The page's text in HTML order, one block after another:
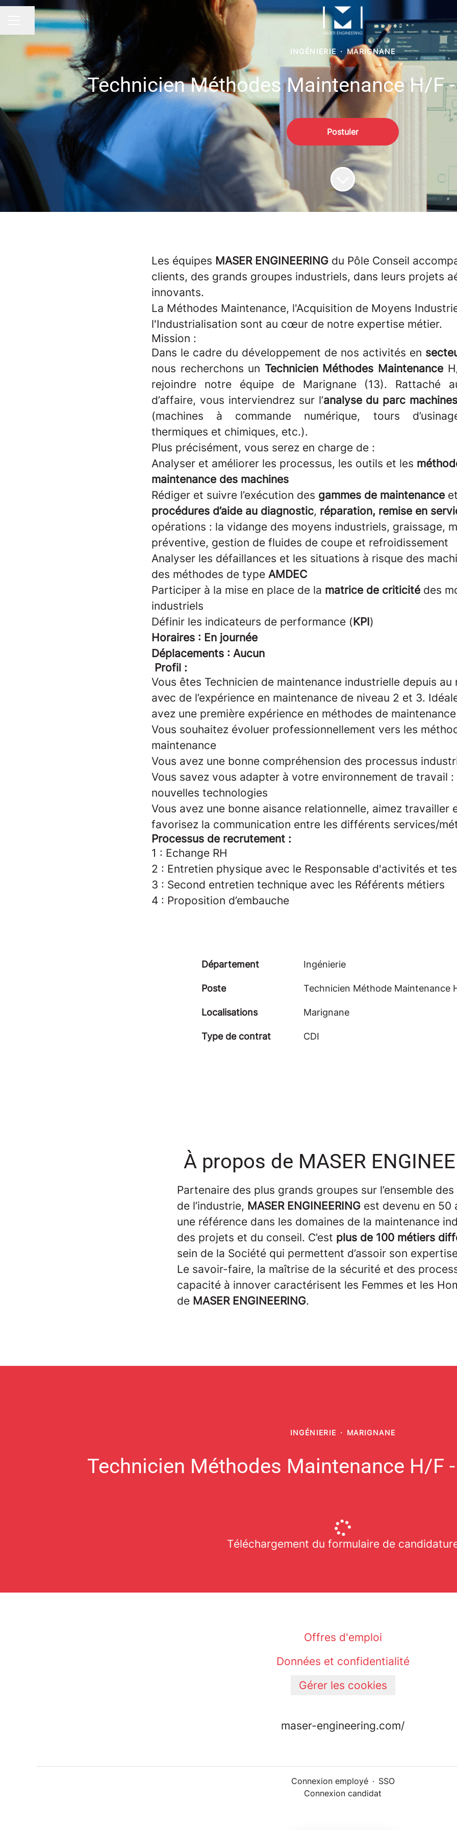
Menu carrière
Partager la page
INGÉNIERIE · MARIGNANE
Technicien Méthodes Maintenance H/F
Postuler
Les équipes MASER ENGINEERING du Pôle Conseil
clients, des grands groupes industriels, dans leurs projets
innovants.
La Méthodes Maintenance, l'Acquisition de Moyens
l'Industrialisation sont au cœur de notre expertise métier.
Mission :
Dans le cadre du développement de nos activités en
nous recherchons un Technicien Méthodes Maintenance
rejoindre notre équipe de Marignane (13). Rattaché
d’affaire, vous interviendrez sur l’analyse du parc
(machines à commande numérique, tours
thermiques et chimiques, etc.).
Plus précisément, vous serez en charge de :
Analyser et améliorer les processus, les outils et les
maintenance des machines
Rédiger et suivre l’exécution des gammes de maintenance
procédures d’aide au diagnostic, réparation, remise en
opérations : la vidange des moyens industriels, graissage,
préventive, gestion de fluides de coupe et refroidissement
Analyser les défaillances et les situations à risque des
des méthodes de type AMDEC
Participer à la mise en place de la matrice de criticité des
industriels
Définir les indicateurs de performance (KPI)
Horaires : En journée
Déplacements : Aucun
Profil :
Vous êtes Technicien de maintenance industrielle depuis au
avec de l’expérience en maintenance de niveau 2 et 3.
avez une première expérience en méthodes de maintenance
Vous souhaitez évoluer professionnellement vers les
maintenance
Vous avez une bonne compréhension des processus
Vous savez vous adapter à votre environnement de travail
nouvelles technologies
Vous avez une bonne aisance relationnelle, aimez travailler
favorisez la communication entre les différents services/
Processus de recrutement :
1 : Echange RH
2 : Entretien physique avec le Responsable d'activités et
3 : Second entretien technique avec les Référents métiers
4 : Proposition d’embauche
Département Ingénierie
Poste Technicien Méthode Maintenance
Localisations Marignane
Type de contrat CDI
À propos de MASER
Partenaire des plus grands groupes sur l’ensemble
de l’industrie, MASER ENGINEERING est devenu en 50
une référence dans les domaines de la maintenance
des projets et du conseil. C’est plus de 100 métiers
sein de la Société qui permettent d’assoir son
Le savoir-faire, la maîtrise de la sécurité et des
capacité à innover caractérisent les Femmes et les
de MASER ENGINEERING.
INGÉNIERIE · MARIGNANE
Technicien Méthodes Maintenance H/F
Téléchargement du formulaire de
Offres d'emploi
Données et confidentialité
Gérer les cookies
maser-engineering.com/
Connexion employé · SSO
Connexion candidat